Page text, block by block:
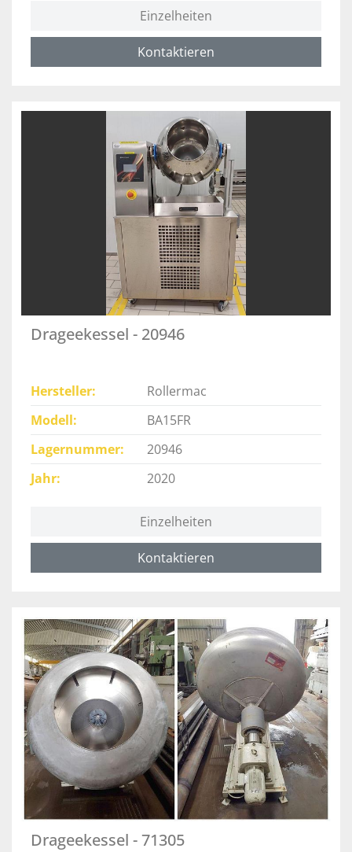
Einzelheiten
Kontaktieren
Drageekessel - 20946
Hersteller
Rollermac
Modell
BA15FR
Lagernummer
20946
Jahr
2020
Einzelheiten
Kontaktieren
Drageekessel - 71305